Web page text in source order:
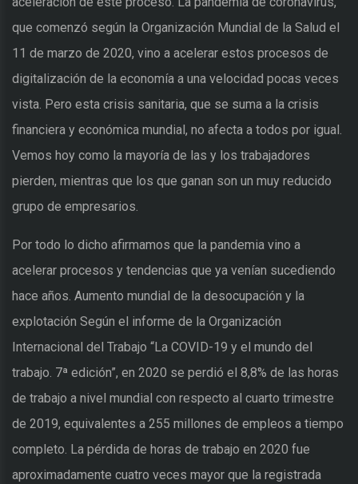
que comenzó según la Organización Mundial de la Salud el
11 de marzo de 2020, vino a acelerar estos procesos de
digitalización de la economía a una velocidad pocas veces
vista. Pero esta crisis sanitaria, que se suma a la crisis
financiera y económica mundial, no afecta a todos por igual.
Vemos hoy como la mayoría de las y los trabajadores
pierden, mientras que los que ganan son un muy reducido
grupo de empresarios.
Por todo lo dicho afirmamos que la pandemia vino a
acelerar procesos y tendencias que ya venían sucediendo
hace años. Aumento mundial de la desocupación y la
explotación Según el informe de la Organización
Internacional del Trabajo “La COVID-19 y el mundo del
trabajo. 7ª edición”, en 2020 se perdió el 8,8% de las horas
de trabajo a nivel mundial con respecto al cuarto trimestre
de 2019, equivalentes a 255 millones de empleos a tiempo
completo. La pérdida de horas de trabajo en 2020 fue
aproximadamente cuatro veces mayor que la registrada